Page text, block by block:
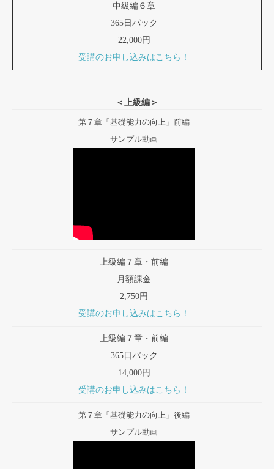
中級編６章
365日パック
22,000円
受講のお申し込みはこちら！
＜上級編＞
第７章「基礎能力の向上」前編
サンプル動画
上級編７章・前編
月額課金
2,750円
受講のお申し込みはこちら！
上級編７章・前編
365日パック
14,000円
受講のお申し込みはこちら！
第７章「基礎能力の向上」後編
サンプル動画